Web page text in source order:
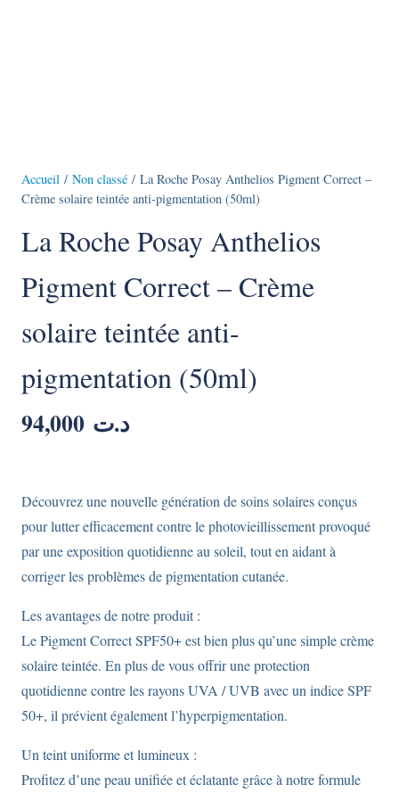
Accueil / Non classé / La Roche Posay Anthelios Pigment Correct –
Crème solaire teintée anti-pigmentation (50ml)
La Roche Posay Anthelios
Pigment Correct – Crème
solaire teintée anti-
pigmentation (50ml)
د.ت
Découvrez une nouvelle génération de soins solaires conçus
pour lutter efficacement contre le photovieillissement provoqué
par une exposition quotidienne au soleil, tout en aidant à
corriger les problèmes de pigmentation cutanée.
Les avantages de notre produit :
Le Pigment Correct SPF50+ est bien plus qu’une simple crème
solaire teintée. En plus de vous offrir une protection
quotidienne contre les rayons UVA / UVB avec un indice SPF
50+, il prévient également l’hyperpigmentation.
Un teint uniforme et lumineux :
Profitez d’une peau unifiée et éclatante grâce à notre formule